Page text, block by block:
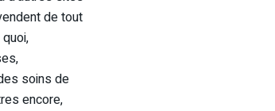
de tout
soins de
encore,